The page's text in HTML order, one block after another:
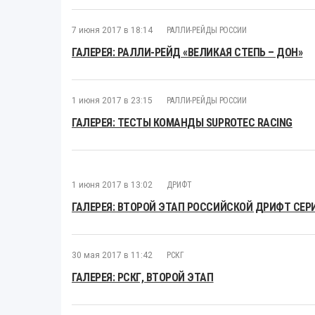
7 июня 2017 в 18:14 РАЛЛИ-РЕЙДЫ РОССИИ
ГАЛЕРЕЯ: РАЛЛИ-РЕЙД «ВЕЛИКАЯ СТЕПЬ – ДОН»
1 июня 2017 в 23:15 РАЛЛИ-РЕЙДЫ РОССИИ
ГАЛЕРЕЯ: ТЕСТЫ КОМАНДЫ SUPROTEC RACING
1 июня 2017 в 13:02 ДРИФТ
ГАЛЕРЕЯ: ВТОРОЙ ЭТАП РОССИЙСКОЙ ДРИФТ
30 мая 2017 в 11:42 РСКГ
ГАЛЕРЕЯ: РСКГ, ВТОРОЙ ЭТАП